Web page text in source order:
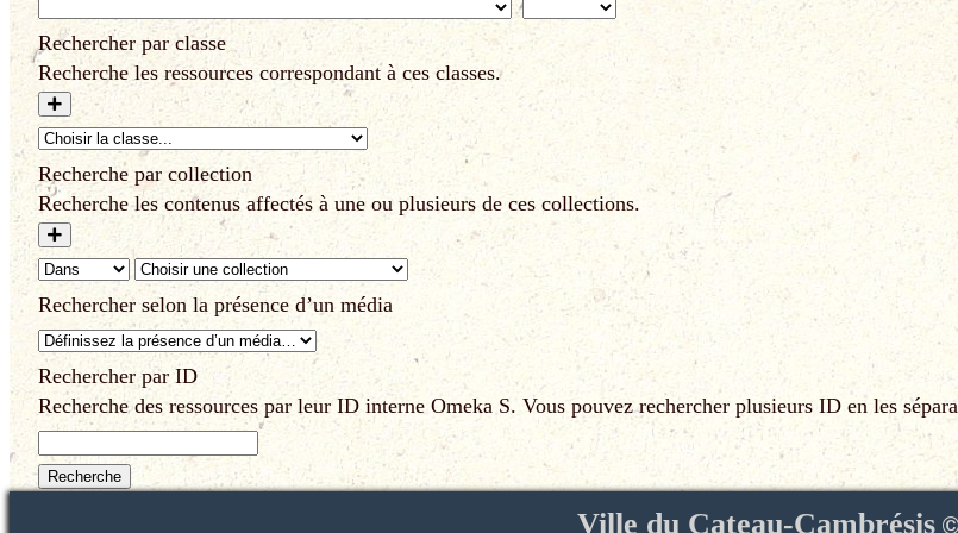
Rechercher par classe
Recherche les ressources correspondant à ces classes.
Recherche par collection
Recherche les contenus affectés à une ou plusieurs de ces collections.
Rechercher selon la présence d’un média
Rechercher par ID
Recherche des ressources par leur ID interne Omeka S. Vous pouvez rechercher plusieurs ID en les
Ville du Cateau-Cambrésis©